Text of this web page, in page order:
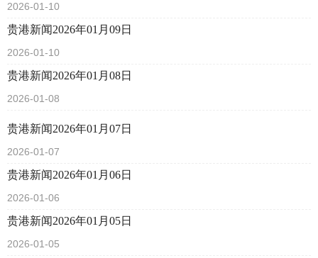
2026-01-10
贵港新闻2026年01月09日
2026-01-10
贵港新闻2026年01月08日
2026-01-08
贵港新闻2026年01月07日
2026-01-07
贵港新闻2026年01月06日
2026-01-06
贵港新闻2026年01月05日
2026-01-05